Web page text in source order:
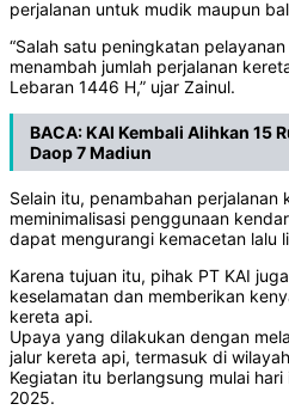
perjalanan untuk mudik maupun
“Salah satu peningkatan
menambah jumlah perjalanan
Lebaran 1446 H,” ujar Zainul.
BACA:KAI Kembali Alihkan 15
Daop 7 Madiun
Selain itu, penambahan perjalanan
meminimalisasi penggunaan
dapat mengurangi kemacetan lalu
Karena tujuan itu, pihak PT KAI
keselamatan dan memberikan
kereta api.
Upaya yang dilakukan dengan
jalur kereta api, termasuk di
Kegiatan itu berlangsung mulai
2025.